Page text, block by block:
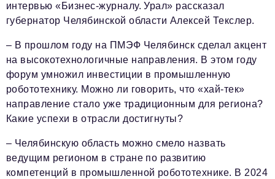
интервью «Бизнес-журналу. Урал» рассказал
губернатор Челябинской области Алексей Текслер.
– В прошлом году на ПМЭФ Челябинск сделал акцент
на высокотехнологичные направления. В этом году
форум умножил инвестиции в промышленную
робототехнику. Можно ли говорить, что «хай-тек»
направление стало уже традиционным для региона?
Какие успехи в отрасли достигнуты?
– Челябинскую область можно смело назвать
ведущим регионом в стране по развитию
компетенций в промышленной робототехнике. В 2024